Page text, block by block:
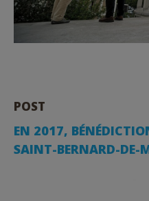
POST
EN 2017,
SAINT-BERNARD-DE-